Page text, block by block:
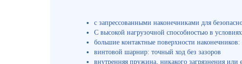
c запрессованными наконечниками для
C высокой нагрузочной способностью в
большие контактные поверхности
винтовой шарнир: точный ход без зазоров
внутренняя пружина, никакого загрязнения или